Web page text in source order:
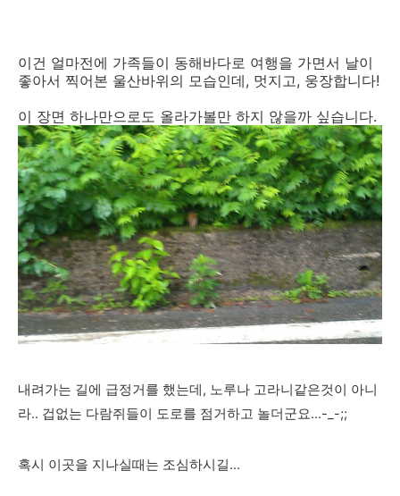
이건 얼마전에 가족들이 동해바다로 여행을 가면서 날이
좋아서 찍어본 울산바위의 모습인데, 멋지고, 웅장합니다!
이 장면 하나만으로도 올라가볼만 하지 않을까 싶습니다.
내려가는 길에 급정거를 했는데, 노루나 고라니같은것이 아니
라.. 겁없는 다람쥐들이 도로를 점거하고 놀더군요...-_-;;
혹시 이곳을 지나실때는 조심하시길...